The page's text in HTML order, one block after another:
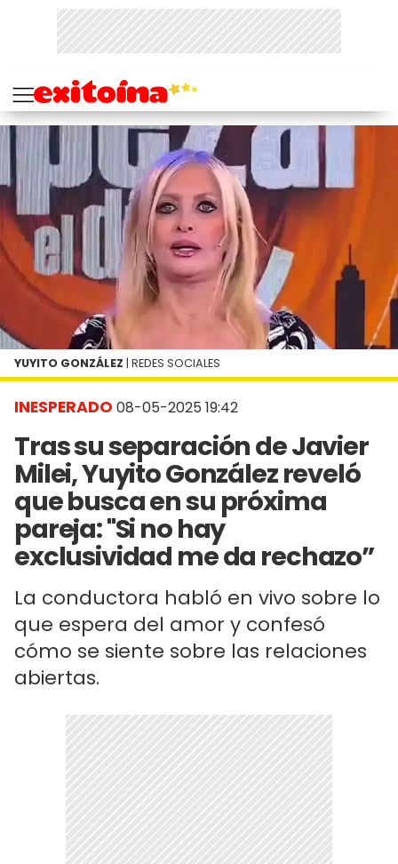
INESPERADO 08-05-2025 19:42
Tras su separación de Javier
Milei, Yuyito González reveló
que busca en su próxima
pareja: "Si no hay
exclusividad me da rechazo”
La conductora habló en vivo sobre lo
que espera del amor y confesó
cómo se siente sobre las relaciones
abiertas.
YUYITO GONZÁLEZ | REDES SOCIALES